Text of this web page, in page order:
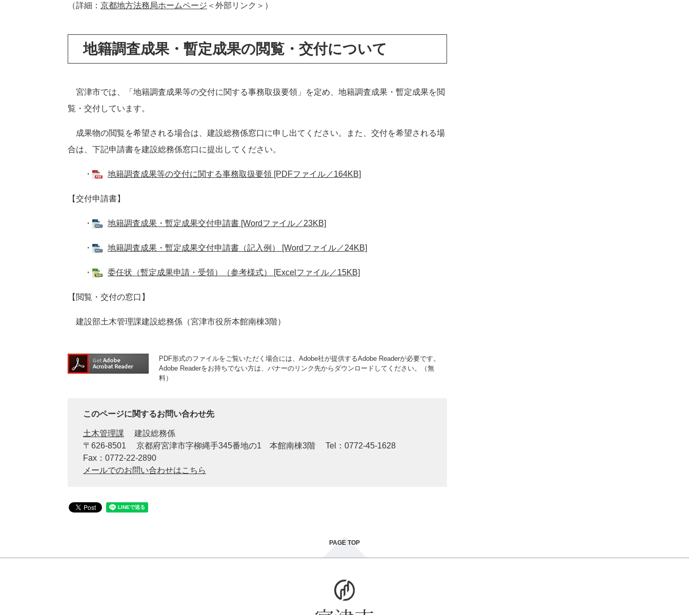
（詳細： 京都地方法務局ホームページ ＜外部リンク＞ ）
地籍調査成果・暫定成果の閲覧・交付について
宮津市では、「地籍調査成果等の交付に関する事務取扱要領」を定め、地籍調査成果・暫定成果を閲
覧・交付しています。
成果物の閲覧を希望される場合は、建設総務係窓口に申し出てください。また、交付を希望される場
合は、下記申請書を建設総務係窓口に提出してください。
・ 地籍調査成果等の交付に関する事務取扱要領 [PDFファイル／164KB]
【交付申請書】
・ 地籍調査成果・暫定成果交付申請書 [Wordファイル／23KB]
・ 地籍調査成果・暫定成果交付申請書（記入例） [Wordファイル／24KB]
・ 委任状（暫定成果申請・受領）（参考様式） [Excelファイル／15KB]
【閲覧・交付の窓口】
建設部土木管理課建設総務係（宮津市役所本館南棟3階）
PDF形式のファイルをご覧いただく場合には、Adobe社が提供するAdobe Readerが必要です。
Adobe Readerをお持ちでない方は、バナーのリンク先からダウンロードしてください。（無
料）
このページに関するお問い合わせ先
土木管理課
建設総務係
〒626-8501
京都府宮津市字柳縄手345番地の1 本館南棟3階
Tel：0772-45-1628
Fax：0772-22-2890
メールでのお問い合わせはこちら
PAGE TOP